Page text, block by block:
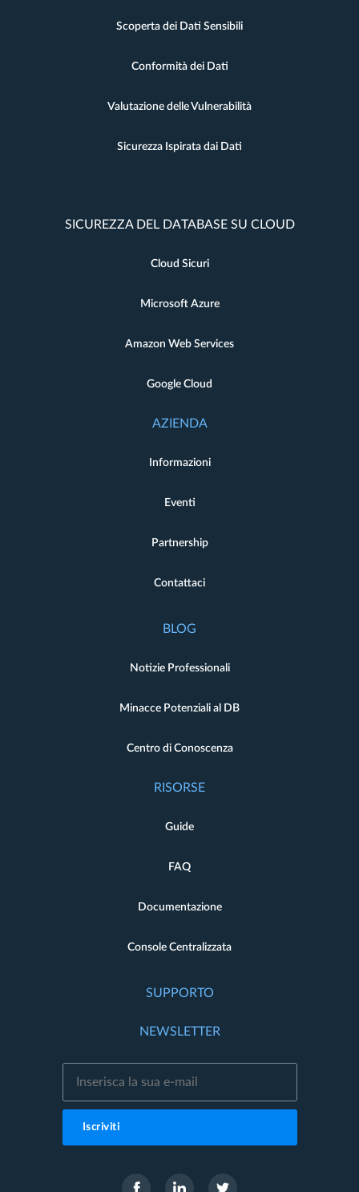
Scoperta dei Dati Sensibili
Conformità dei Dati
Valutazione delle Vulnerabilità
Sicurezza Ispirata dai Dati
SICUREZZA DEL DATABASE SU CLOUD
Cloud Sicuri
Microsoft Azure
Amazon Web Services
Google Cloud
AZIENDA
Informazioni
Eventi
Partnership
Contattaci
BLOG
Notizie Professionali
Minacce Potenziali al DB
Centro di Conoscenza
RISORSE
Guide
FAQ
Documentazione
Console Centralizzata
SUPPORTO
NEWSLETTER
Iscriviti